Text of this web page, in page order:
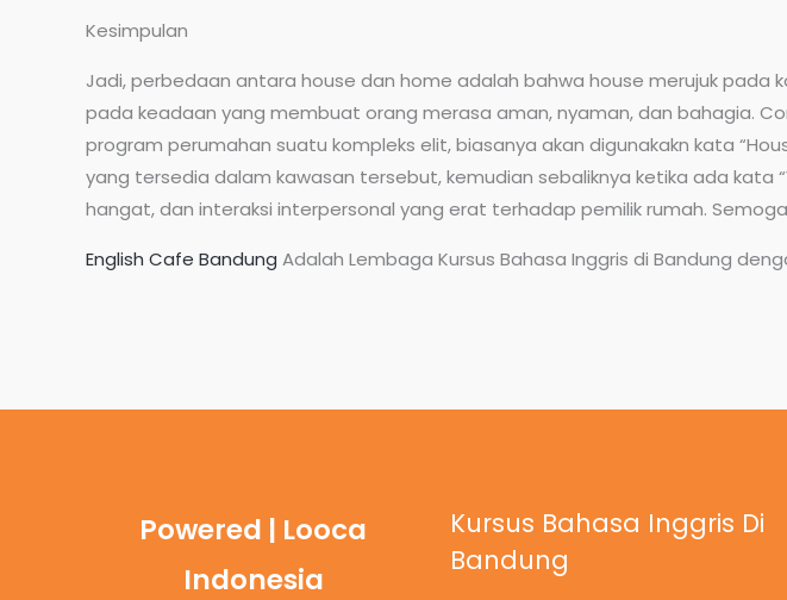
Kesimpulan
Jadi, perbedaan antara house dan home adalah bahwa house merujuk
pada keadaan yang membuat orang merasa aman, nyaman, dan bahagia.
program perumahan suatu kompleks elit, biasanya akan digunakakn kata
yang tersedia dalam kawasan tersebut, kemudian sebaliknya ketika ada kata
hangat, dan interaksi interpersonal yang erat terhadap pemilik rumah.
English Cafe Bandung Adalah Lembaga Kursus Bahasa Inggris di Bandung
Powered | Looca
Indonesia
Kursus Bahasa Inggris Di
Bandung